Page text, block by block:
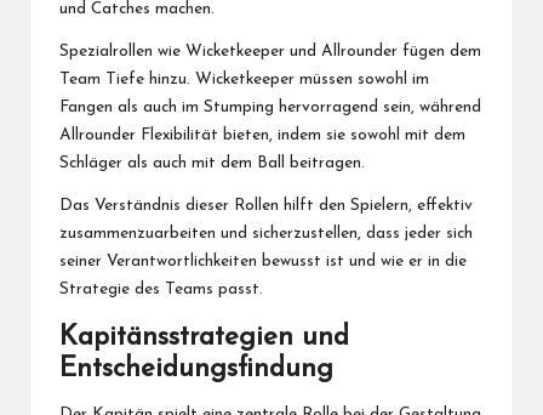
und Catches machen.
Spezialrollen wie Wicketkeeper und Allrounder fügen dem
Team Tiefe hinzu. Wicketkeeper müssen sowohl im
Fangen als auch im Stumping hervorragend sein, während
Allrounder Flexibilität bieten, indem sie sowohl mit dem
Schläger als auch mit dem Ball beitragen.
Das Verständnis dieser Rollen hilft den Spielern, effektiv
zusammenzuarbeiten und sicherzustellen, dass jeder sich
seiner Verantwortlichkeiten bewusst ist und wie er in die
Strategie des Teams passt.
Kapitänsstrategien und
Entscheidungsfindung